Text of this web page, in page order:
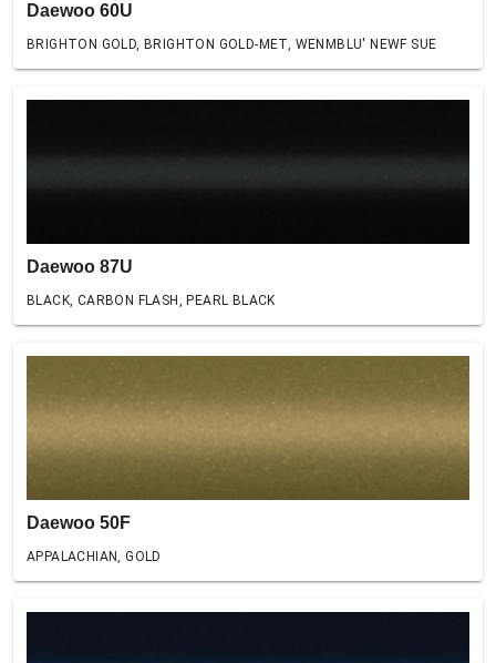
Daewoo 60U
BRIGHTON GOLD, BRIGHTON GOLD-MET, WENMBLU' NEWF SUE
Daewoo 87U
BLACK, CARBON FLASH, PEARL BLACK
Daewoo 50F
APPALACHIAN, GOLD